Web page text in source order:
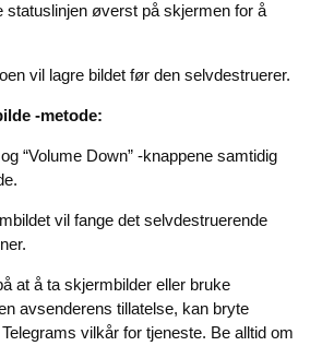
statuslinjen øverst på skjermen for å
vil lagre bildet før den selvdestruerer.
-metode:
“Volume Down” -knappene samtidig
vil fange det selvdestruerende
at å ta skjermbilder eller bruke
avsenderens tillatelse, kan bryte
vilkår for tjeneste. Be alltid om